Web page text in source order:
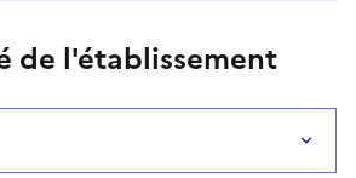
de l'établissement